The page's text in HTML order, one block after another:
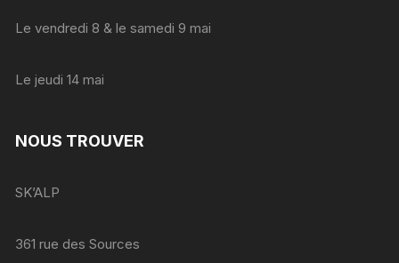
Le vendredi 8 & le samedi 9 mai
Le jeudi 14 mai
NOUS TROUVER
SK’ALP
361 rue des Sources